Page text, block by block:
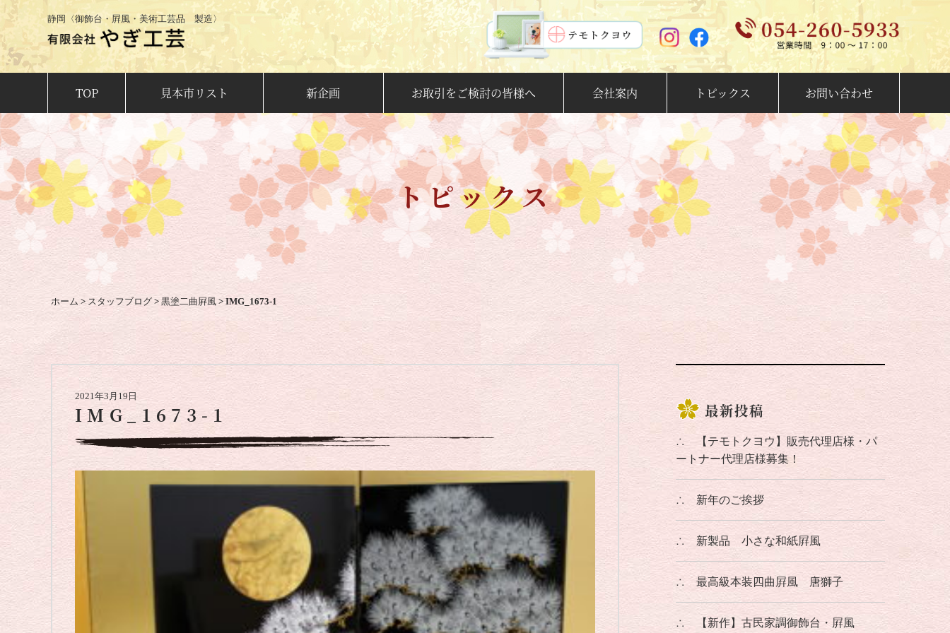
静岡〈御飾台・屛風・美術工芸品 製造〉
TOP 見本市リスト 新企画 お取引をご検討の皆様へ 会社案内 トピックス お問い合わせ
トピックス
ホーム > スタッフブログ > 黒塗二曲屛風 >IMG_1673-1
2021年3月19日
IMG_1673-1 最新投稿
∴
【テモトクヨウ】販売代理店様・パ
ートナー代理店様募集！
∴ 新年のご挨拶
∴ 新製品 小さな和紙屛風
∴最高級本装四曲屛風 唐獅子
∴ 【新作】古民家調御飾台・屛風